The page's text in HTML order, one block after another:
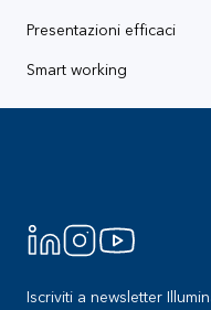
Presentazioni efficaci
Smart working
Iscriviti a newsletter